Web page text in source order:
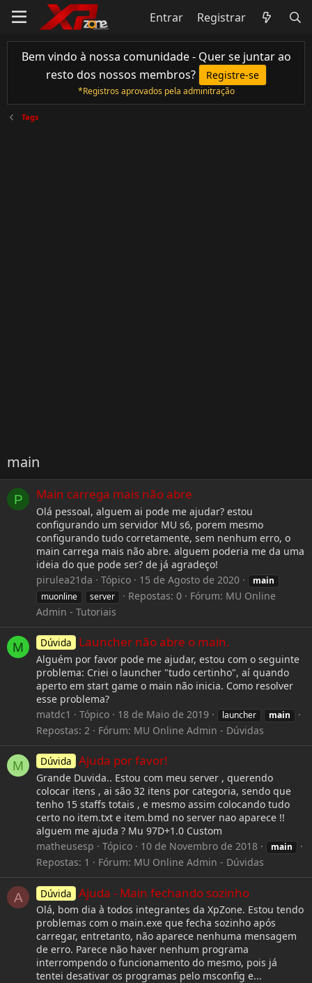
Entrar Registrar
Bem vindo à nossa comunidade - Quer se juntar ao
resto dos nossos membros?
Registre-se
*Registros aprovados pela adminitração
Tags
main
P Main carrega mais não abre
Olá pessoal, alguem ai pode me ajudar? estou
configurando um servidor MU s6, porem mesmo
configurando tudo corretamente, sem nenhum erro, o
main carrega mais não abre. alguem poderia me da uma
ideia do que pode ser? de já agradeço!
pirulea21da
Tópico 15 de Agosto de 2020
main
muonline
server Repostas: 0 Fórum: MU Online
Admin - Tutoriais
M Dúvida Launcher não abre o main.
Alguém por favor pode me ajudar, estou com o seguinte
problema: Criei o launcher "tudo certinho", aí quando
aperto em start game o main não inicia. Como resolver
esse problema?
matdc1
Tópico 18 de Maio de 2019 launcher main
Repostas: 2 Fórum: MU Online Admin - Dúvidas
M Dúvida Ajuda por favor!
Grande Duvida.. Estou com meu server , querendo
colocar itens , ai são 32 itens por categoria, sendo que
tenho 15 staffs totais , e mesmo assim colocando tudo
certo no item.txt e item.bmd no server nao aparece !!
alguem me ajuda ? Mu 97D+1.0 Custom
matheusesp
Tópico 10 de Novembro de 2018 main
Repostas: 1 Fórum: MU Online Admin - Dúvidas
A Dúvida Ajuda - Main fechando sozinho
Olá, bom dia à todos integrantes da XpZone. Estou tendo
problemas com o main.exe que fecha sozinho após
carregar, entretanto, não aparece nenhuma mensagem
de erro. Parece não haver nenhum programa
interrompendo o funcionamento do mesmo, pois já
tentei desativar os programas pelo msconfig e...